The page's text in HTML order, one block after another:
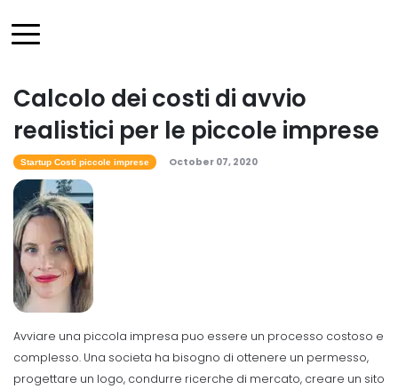
Calcolo dei costi di avvio
realistici per le piccole imprese
Startup Costi piccole imprese October 07, 2020
Avviare una piccola impresa puo essere un processo costoso e
complesso. Una societa ha bisogno di ottenere un permesso,
progettare un logo, condurre ricerche di mercato, creare un sito